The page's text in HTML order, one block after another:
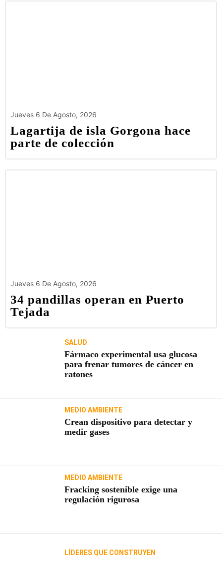
Jueves 6 De Agosto, 2026
Lagartija de isla Gorgona hace
parte de colección
Jueves 6 De Agosto, 2026
34 pandillas operan en Puerto
Tejada
SALUD
Fármaco experimental usa glucosa
para frenar tumores de cáncer en
ratones
MEDIO AMBIENTE
Crean dispositivo para detectar y
medir gases
MEDIO AMBIENTE
Fracking sostenible exige una
regulación rigurosa
LÍDERES QUE CONSTRUYEN